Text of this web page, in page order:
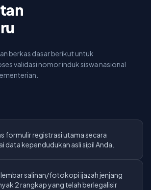
berkas dasar berikut untuk
validasi nomor induk siswa nasional
formulir registrasi utama secara
data kependudukan asli sipil Anda.
salinan/fotokopi ijazah jenjang
2 rangkap yang telah berlegalisir